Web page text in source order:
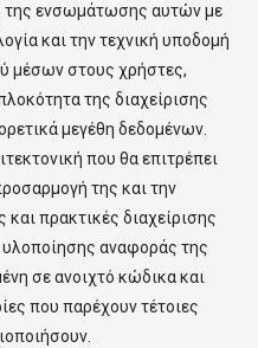
της ενσωμάτωσης αυτών με
και την τεχνική υποδομή
μέσων στους χρήστες,
της διαχείρισης
μεγέθη δεδομένων.
που θα επιτρέπει
της και την
πρακτικές διαχείρισης
αναφοράς της
σε ανοιχτό κώδικα και
που παρέχουν τέτοιες